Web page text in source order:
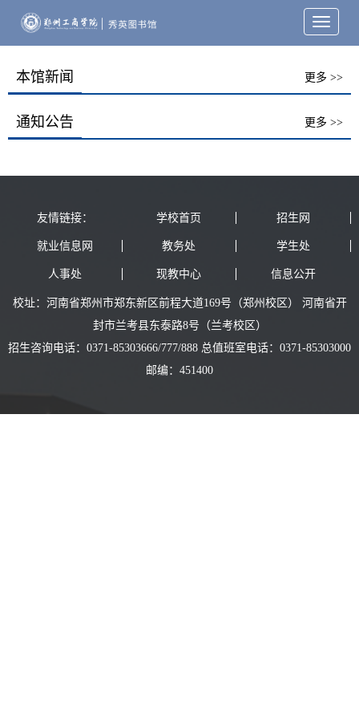
Toggle
本馆新闻 更多 >>
通知公告 更多 >>
友情链接： 学校首页 招生网
就业信息网 教务处 学生处
人事处 现教中心 信息公开
校址：河南省郑州市郑东新区前程大道169号（郑州校区） 河南省开
封市兰考县东泰路8号（兰考校区）
招生咨询电话：0371-85303666/777/888 总值班室电话：0371-85303000
邮编：451400